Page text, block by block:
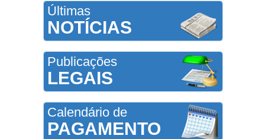
Últimas
NOTÍCIAS
Publicações
LEGAIS
Calendário de
PAGAMENTO